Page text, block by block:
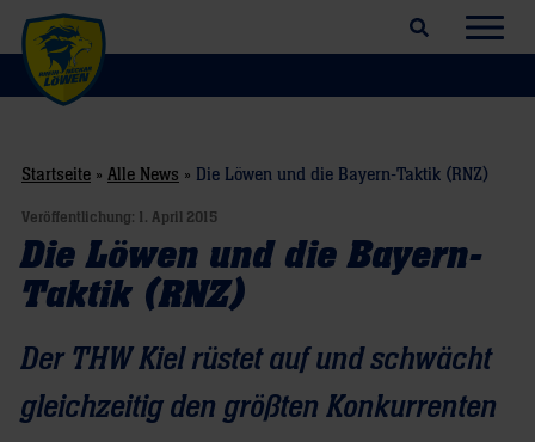
Suchfeld öffnen
Startseite » Alle News » Die Löwen und die Bayern-Taktik (RNZ)
Veröffentlichung: 1. April 2015
Die Löwen und die Bayern-
Taktik (RNZ)
Der THW Kiel rüstet auf und schwächt
gleichzeitig den größten Konkurrenten